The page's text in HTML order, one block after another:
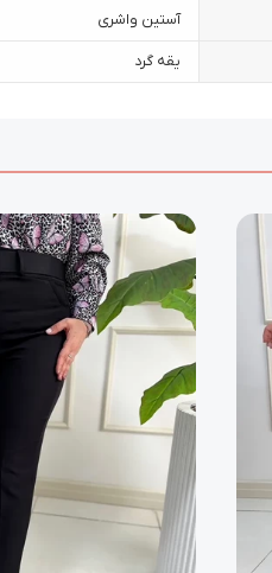
آستین واشری
یقه گرد